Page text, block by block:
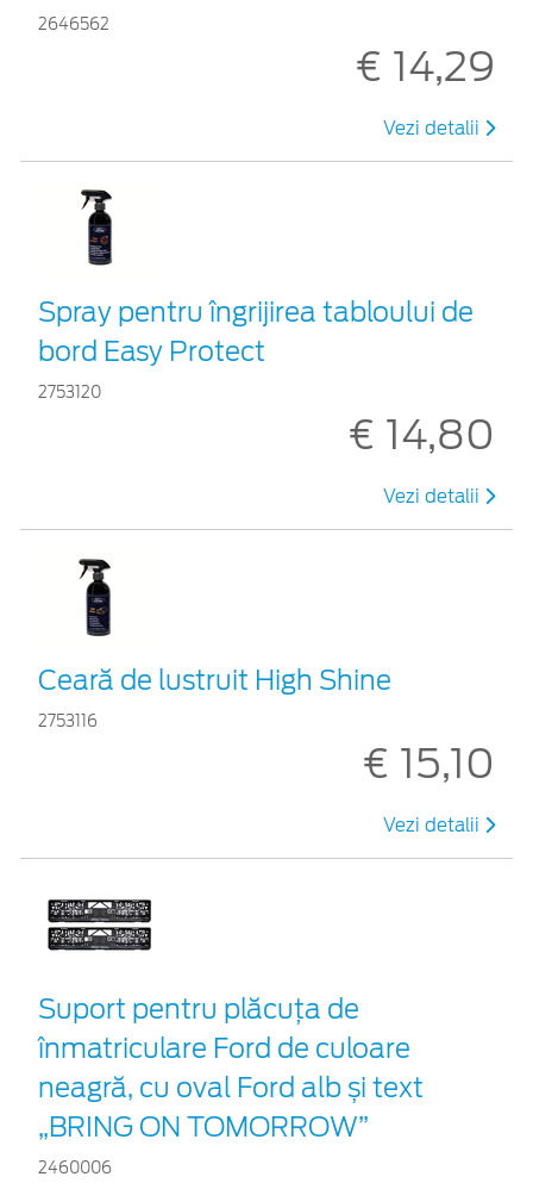
2646562
€ 14,29
Vezi detalii
Spray pentru îngrijirea tabloului de
bord Easy Protect
2753120
€ 14,80
Vezi detalii
Ceară de lustruit High Shine
2753116
€ 15,10
Vezi detalii
Suport pentru plăcuța de
înmatriculare Ford de culoare
neagră, cu oval Ford alb și text
„BRING ON TOMORROW”
2460006